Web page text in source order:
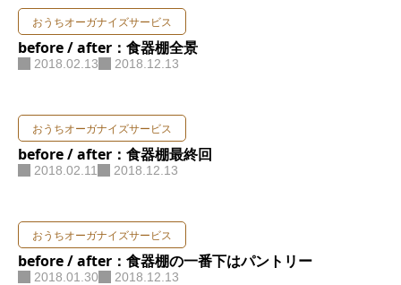
おうちオーガナイズサービス
before / after：食器棚全景
2018.02.13 2018.12.13
おうちオーガナイズサービス
before / after：食器棚最終回
2018.02.11 2018.12.13
おうちオーガナイズサービス
before / after：食器棚の一番下はパントリー
2018.01.30 2018.12.13